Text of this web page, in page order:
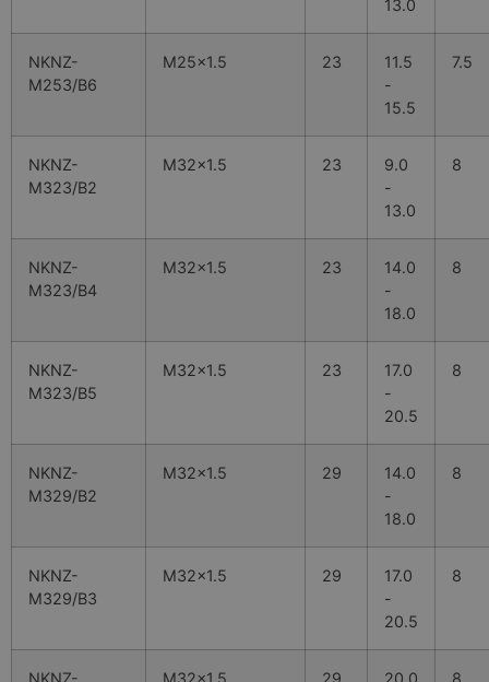
13.0
NKNZ-
M253/B6
M25x1.5 23
11.5
-
15.5
7.5
NKNZ-
M323/B2
M32x1.5 23
9.0
-
13.0
8
NKNZ-
M323/B4
M32x1.5 23
14.0
-
18.0
8
NKNZ-
M323/B5
M32x1.5 23
17.0
-
20.5
8
NKNZ-
M329/B2
M32x1.5 29
14.0
-
18.0
8
NKNZ-
M329/B3
M32x1.5 29
17.0
-
20.5
8